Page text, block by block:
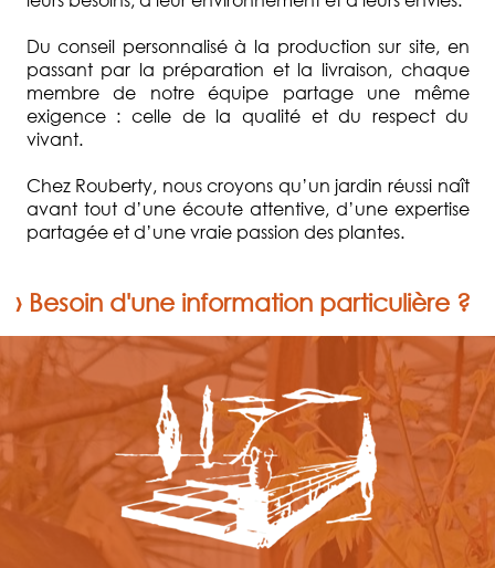
Du conseil personnalisé à la production sur site, en
passant par la préparation et la livraison, chaque
membre de notre équipe partage une même
exigence : celle de la qualité et du respect du
vivant.
Chez Rouberty, nous croyons qu’un jardin réussi naît
avant tout d’une écoute attentive, d’une expertise
partagée et d’une vraie passion des plantes.
› Besoin d'une information particulière ?